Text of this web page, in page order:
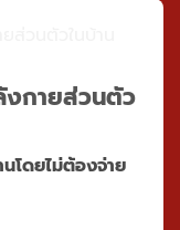
กายส่วนตัว
โดยไม่ต้องจ่าย